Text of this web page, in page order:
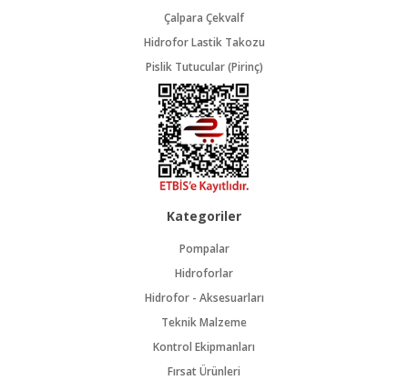
Çalpara Çekvalf
Hidrofor Lastik Takozu
Pislik Tutucular (Pirinç)
Kategoriler
Pompalar
Hidroforlar
Hidrofor - Aksesuarları
Teknik Malzeme
Kontrol Ekipmanları
Fırsat Ürünleri